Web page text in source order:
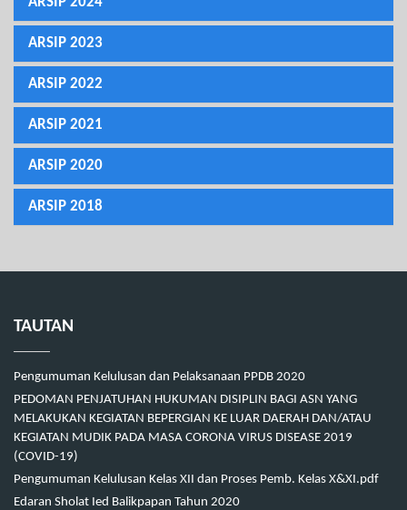
ARSIP 2023
ARSIP 2022
ARSIP 2021
ARSIP 2020
ARSIP 2018
TAUTAN
Pengumuman Kelulusan dan Pelaksanaan PPDB 2020
PEDOMAN PENJATUHAN HUKUMAN DISIPLIN BAGI ASN YANG
MELAKUKAN KEGIATAN BEPERGIAN KE LUAR DAERAH DAN/ATAU
KEGIATAN MUDIK PADA MASA CORONA VIRUS DISEASE 2019
(COVID-19)
Pengumuman Kelulusan Kelas XII dan Proses Pemb. Kelas X&XI.pdf
Edaran Sholat Ied Balikpapan Tahun 2020